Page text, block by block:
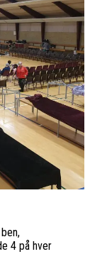
4 på hver